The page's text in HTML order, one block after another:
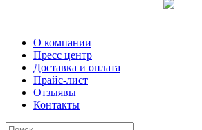
О компании
Пресс центр
Доставка и оплата
Прайс-лист
Отзыявы
Контакты